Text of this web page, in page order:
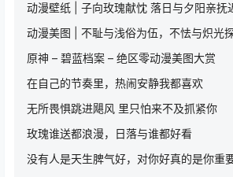
动漫壁纸 | 子向玫瑰献忱 落日与夕阳亲抚
动漫美图 | 不耻与浅俗为伍，不怯与炽光
原神 – 碧蓝档案 – 绝区零动漫美图大赏
在自己的节奏里，热闹安静我都喜欢
无所畏惧跳进飓风 里只怕来不及抓紧你
玫瑰谁送都浪漫，日落与谁都好看
没有人是天生脾气好，对你好真的是你重